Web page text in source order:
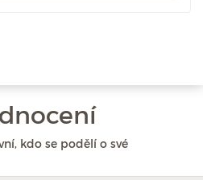
kdo se podělí o své